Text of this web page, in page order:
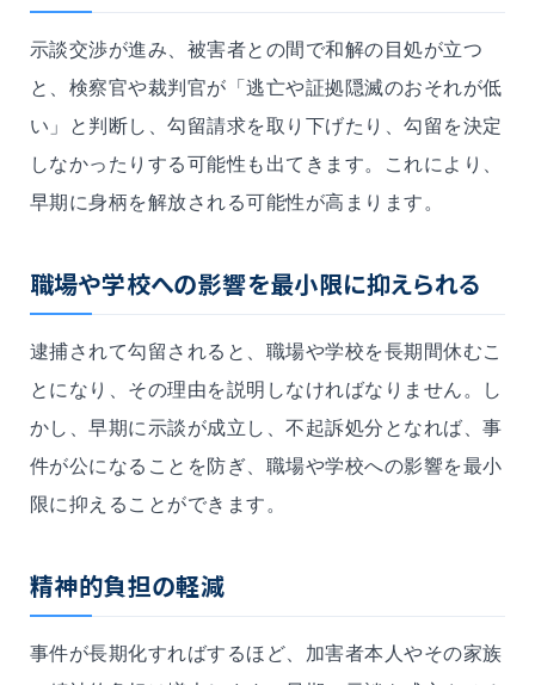
示談交渉が進み、被害者との間で和解の目処が立つ
と、検察官や裁判官が「逃亡や証拠隠滅のおそれが低
い」と判断し、勾留請求を取り下げたり、勾留を決定
しなかったりする可能性も出てきます。これにより、
早期に身柄を解放される可能性が高まります。
職場や学校への影響を最小限に抑えられる
逮捕されて勾留されると、職場や学校を長期間休むこ
とになり、その理由を説明しなければなりません。し
かし、早期に示談が成立し、不起訴処分となれば、事
件が公になることを防ぎ、職場や学校への影響を最小
限に抑えることができます。
精神的負担の軽減
事件が長期化すればするほど、加害者本人やその家族